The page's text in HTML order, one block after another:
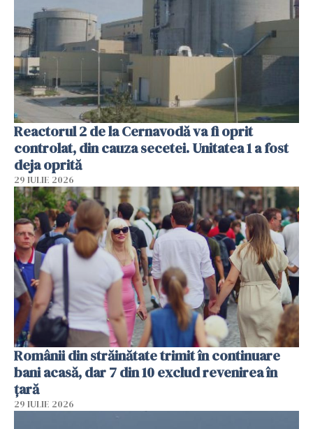
Reactorul 2 de la Cernavodă va fi oprit
controlat, din cauza secetei. Unitatea 1 a fost
deja oprită
29 IULIE 2026
Românii din străinătate trimit în continuare
bani acasă, dar 7 din 10 exclud revenirea în
țară
29 IULIE 2026